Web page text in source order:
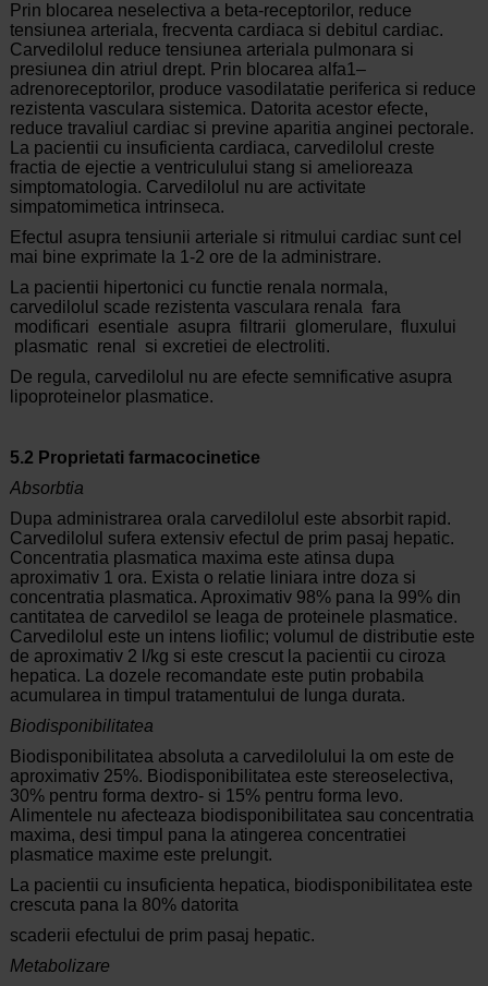
Prin blocarea neselectiva a beta-receptorilor, reduce
tensiunea arteriala, frecventa cardiaca si debitul cardiac.
Carvedilolul reduce tensiunea arteriala pulmonara si
presiunea din atriul drept. Prin blocarea alfa1–
adrenoreceptorilor, produce vasodilatatie periferica si reduce
rezistenta vasculara sistemica. Datorita acestor efecte,
reduce travaliul cardiac si previne aparitia anginei pectorale.
La pacientii cu insuficienta cardiaca, carvedilolul creste
fractia de ejectie a ventriculului stang si amelioreaza
simptomatologia. Carvedilolul nu are activitate
simpatomimetica intrinseca.
Efectul asupra tensiunii arteriale si ritmului cardiac sunt cel
mai bine exprimate la 1-2 ore de la administrare.
La pacientii hipertonici cu functie renala normala,
carvedilolul scade rezistenta vasculara renala fara
modificari esentiale asupra filtrarii glomerulare, fluxului
plasmatic renal si excretiei de electroliti.
De regula, carvedilolul nu are efecte semnificative asupra
lipoproteinelor plasmatice.
5.2 Proprietati farmacocinetice
Absorbtia
Dupa administrarea orala carvedilolul este absorbit rapid.
Carvedilolul sufera extensiv efectul de prim pasaj hepatic.
Concentratia plasmatica maxima este atinsa dupa
aproximativ 1 ora. Exista o relatie liniara intre doza si
concentratia plasmatica. Aproximativ 98% pana la 99% din
cantitatea de carvedilol se leaga de proteinele plasmatice.
Carvedilolul este un intens liofilic; volumul de distributie este
de aproximativ 2 l/kg si este crescut la pacientii cu ciroza
hepatica. La dozele recomandate este putin probabila
acumularea in timpul tratamentului de lunga durata.
Biodisponibilitatea
Biodisponibilitatea absoluta a carvedilolului la om este de
aproximativ 25%. Biodisponibilitatea este stereoselectiva,
30% pentru forma dextro- si 15% pentru forma levo.
Alimentele nu afecteaza biodisponibilitatea sau concentratia
maxima, desi timpul pana la atingerea concentratiei
plasmatice maxime este prelungit.
La pacientii cu insuficienta hepatica, biodisponibilitatea este
crescuta pana la 80% datorita
scaderii efectului de prim pasaj hepatic.
Metabolizare